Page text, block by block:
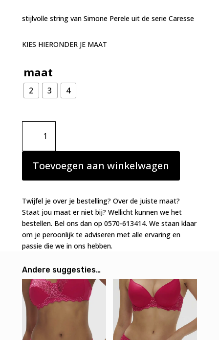
stijlvolle string van Simone Perele uit de serie Caresse
KIES HIERONDER JE MAAT
maat
2 3 4
Simone
Perele
Caresse
string
rouge
teaberry
Toevoegen aan winkelwagen
Twijfel je over je bestelling? Over de juiste maat?
Staat jou maat er niet bij? Wellicht kunnen we het
bestellen. Bel ons dan op 0570-613414. We staan klaar
om je peroonlijk te adviseren met alle ervaring en
passie die we in ons hebben.
Andere suggesties…